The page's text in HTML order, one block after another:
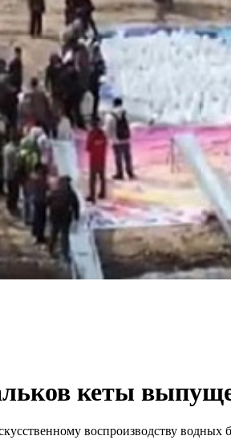
кеты
воспроизводству